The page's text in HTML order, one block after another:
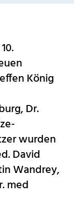
König
Dr.
wurden
David
Wandrey,
med